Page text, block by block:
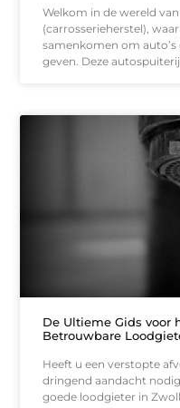
Welkom in de wereld
(carrosserieherstel),
samenkomen om
geven. Deze
De Ultieme Gids voor
Betrouwbare
Heeft u een verstopte
dringend aandacht
goede loodgieter in